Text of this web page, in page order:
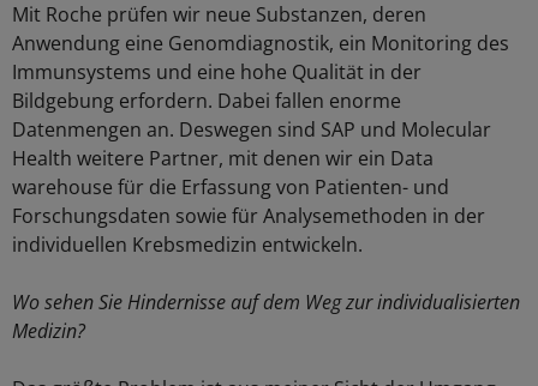
Mit Roche prüfen wir neue Substanzen, deren
Anwendung eine Genomdiagnostik, ein Monitoring des
Immunsystems und eine hohe Qualität in der
Bildgebung erfordern. Dabei fallen enorme
Datenmengen an. Deswegen sind SAP und Molecular
Health weitere Partner, mit denen wir ein Data
warehouse für die Erfassung von Patienten- und
Forschungsdaten sowie für Analysemethoden in der
individuellen Krebsmedizin entwickeln.
Wo sehen Sie Hindernisse auf dem Weg zur individualisierten
Medizin?